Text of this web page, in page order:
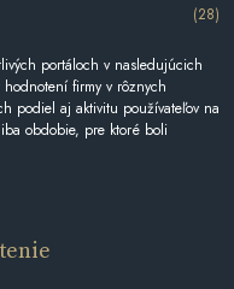
(28)
portáloch v nasledujúcich
firmy v rôznych
podiel aj aktivitu používateľov na
obdobie, pre ktoré boli